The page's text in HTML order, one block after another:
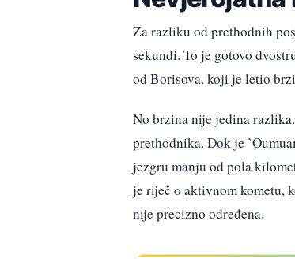
Za razliku od prethodnih
sekundi. To je gotovo
od Borisova, koji je letio
No brzina nije jedina
prethodnika. Dok je
jezgru manju od pola
je riječ o aktivnom kometu,
nije precizno određena.